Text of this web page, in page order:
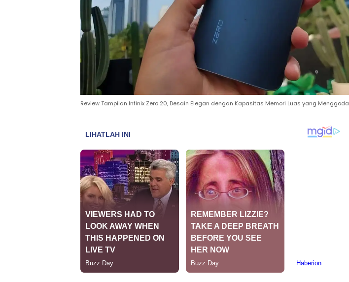
Review Tampilan Infinix Zero 20, Desain Elegan dengan Kapasitas Memori Luas yang Menggoda